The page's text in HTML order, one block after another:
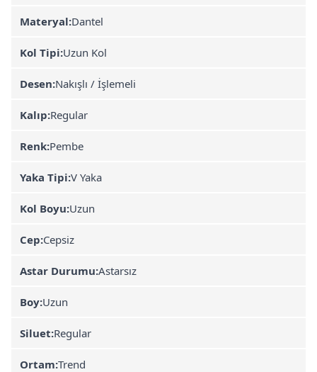
Materyal:Dantel
Kol Tipi:Uzun Kol
Desen:Nakışlı / İşlemeli
Kalıp:Regular
Renk:Pembe
Yaka Tipi:V Yaka
Kol Boyu:Uzun
Cep:Cepsiz
Astar Durumu:Astarsız
Boy:Uzun
Siluet:Regular
Ortam:Trend